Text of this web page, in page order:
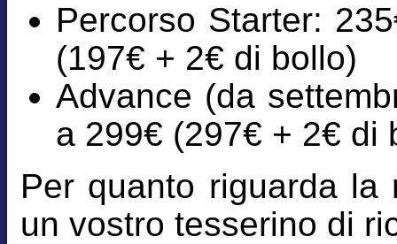
Percorso Starter:
(197€ + 2€ di bollo)
Advance (da
a 299€ (297€ + 2€ di
Per quanto riguarda la
un vostro tesserino di